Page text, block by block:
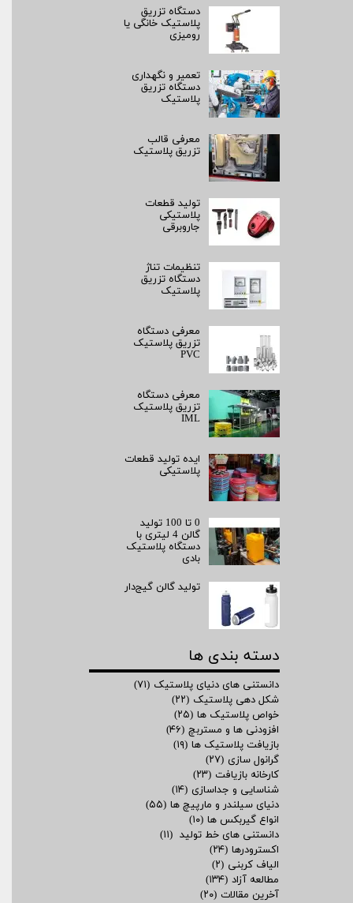
دستگاه تزریق
پلاستیک خانگی یا
رومیزی
تعمیر و نگهداری
دستگاه تزریق
پلاستیک
معرفی قالب
تزریق پلاستیک
تولید قطعات
پلاستیکی
جاروبرقی
تنظیمات تناژ
دستگاه تزریق
پلاستیک
معرفی دستگاه
تزریق پلاستیک
PVC
معرفی دستگاه
تزریق پلاستیک
IML
ایده تولید قطعات
پلاستیکی
0 تا 100 تولید
گالن 4 لیتری با
دستگاه پلاستیک
بادی
تولید گالن گیج‌دار
دسته بندی ها
دانستنی های دنیای پلاستیک (۷۱)
شکل دهی پلاستیک (۲۲)
خواص پلاستیک ها (۲۵)
افزودنی ها و مستربچ (۴۶)
بازیافت پلاستیک ها (۱۹)
گرانول سازی (۲۷)
کارخانه بازیافت (۲۳)
شناسایی و جداسازی (۱۴)
دنیای سیلندر و مارپیچ ها (۵۵)
انواع گیربکس ها (۱۰)
دانستنی های خط تولید (۱۱)
اکسترودرها (۲۴)
الیاف کربنی (۲)
مطالعه آزاد (۱۳۴)
آخرین مقالات (۲۰)